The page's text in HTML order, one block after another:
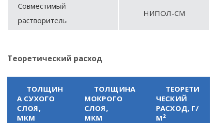
Совместимый
растворитель
НИПОЛ-СМ
Теоретический расход
ТОЛЩИН
А СУХОГО
СЛОЯ,
МКМ
ТОЛЩИНА
МОКРОГО
СЛОЯ,
МКМ
ТЕОРЕТИ
ЧЕСКИЙ
РАСХОД, Г/
М²